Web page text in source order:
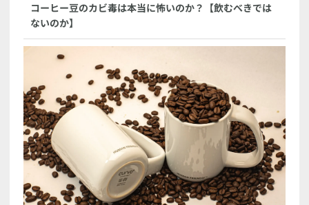
コーヒー豆のカビ毒は本当に怖いのか？【飲むべきでは
ないのか】